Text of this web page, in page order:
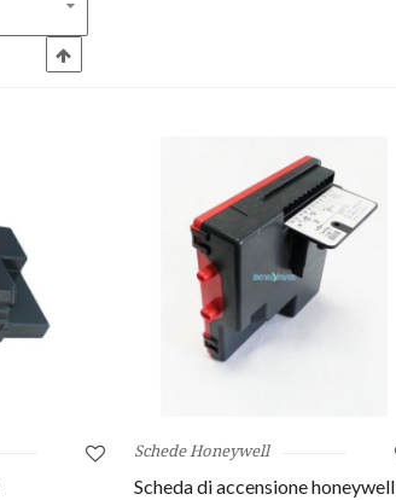
Schede Honeywell
Scheda di accensione honeywell